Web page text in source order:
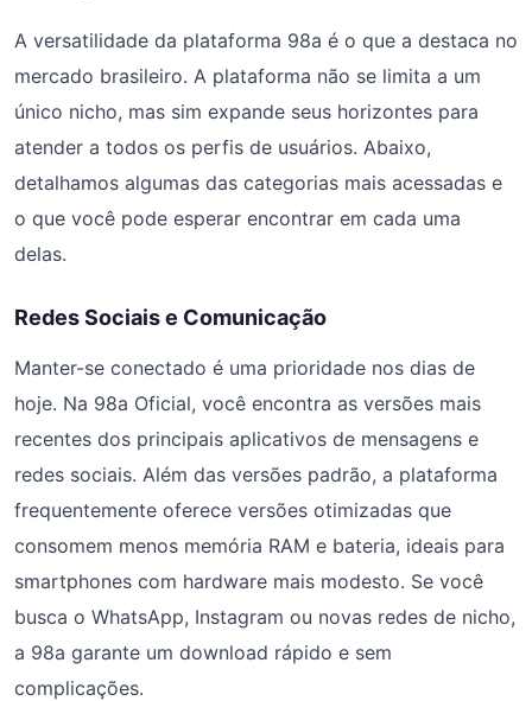
A versatilidade da plataforma 98a é o que a destaca no
mercado brasileiro. A plataforma não se limita a um
único nicho, mas sim expande seus horizontes para
atender a todos os perfis de usuários. Abaixo,
detalhamos algumas das categorias mais acessadas e
o que você pode esperar encontrar em cada uma
delas.
Redes Sociais e Comunicação
Manter-se conectado é uma prioridade nos dias de
hoje. Na 98a Oficial, você encontra as versões mais
recentes dos principais aplicativos de mensagens e
redes sociais. Além das versões padrão, a plataforma
frequentemente oferece versões otimizadas que
consomem menos memória RAM e bateria, ideais para
smartphones com hardware mais modesto. Se você
busca o WhatsApp, Instagram ou novas redes de nicho,
a 98a garante um download rápido e sem
complicações.